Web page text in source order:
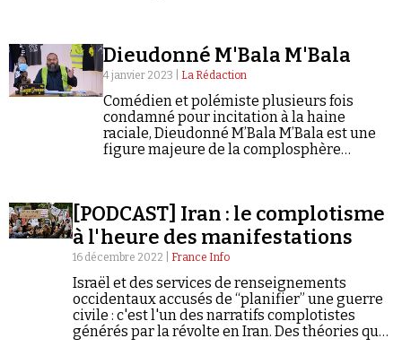
Dieudonné M'Bala M'Bala
4 janvier 2023 | La Rédaction
Comédien et polémiste plusieurs fois
condamné pour incitation à la haine
raciale, Dieudonné M’Bala M’Bala est une
figure majeure de la complosphère
[PODCAST] Iran : le complotisme
à l'heure des manifestations
16 décembre 2022 | France Info
Israël et des services de renseignements
occidentaux accusés de “planifier” une guerre
civile : c'est l'un des narratifs complotistes
générés par la révolte en Iran. Des théories qui